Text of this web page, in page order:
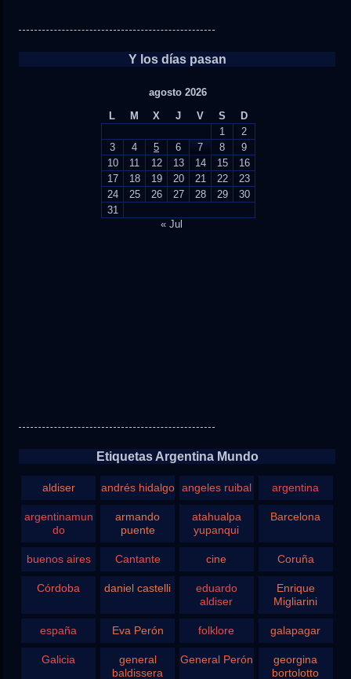
Y los días pasan
agosto 2026
L
M X J V S
D
1
2
3
4 5 6 7 8
9
10
11 12 13 14 15
16
17
18 19 20 21 22
23
24
25 26 27 28 29
30
31
« Jul
Etiquetas Argentina Mundo
aldiser andrés hidalgo angeles ruibal argentina
argentinamun
do
armando
puente
atahualpa
yupanqui
Barcelona
buenos aires Cantante cine Coruña
Córdoba daniel castelli
eduardo
aldiser
Enrique
Migliarini
españa Eva Perón folklore galapagar
Galicia
general
baldissera
General Perón
georgina
bortolotto